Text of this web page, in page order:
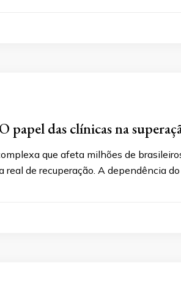
papel das clínicas na
que afeta milhões de
real de recuperação. A dependência